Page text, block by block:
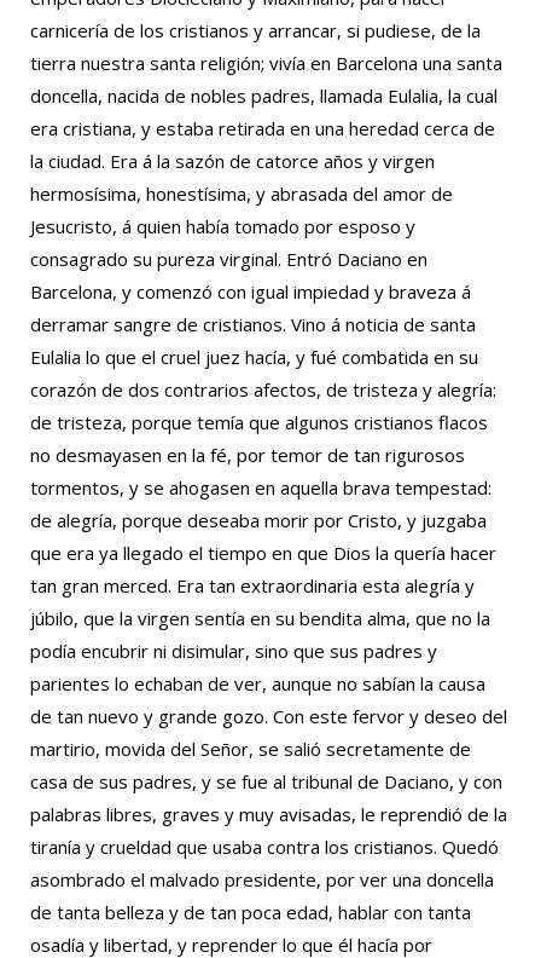
carnicería de los cristianos y arrancar, si pudiese, de la
tierra nuestra santa religión; vivía en Barcelona una santa
doncella, nacida de nobles padres, llamada Eulalia, la cual
era cristiana, y estaba retirada en una heredad cerca de
la ciudad. Era á la sazón de catorce años y virgen
hermosísima, honestísima, y abrasada del amor de
Jesucristo, á quien había tomado por esposo y
consagrado su pureza virginal. Entró Daciano en
Barcelona, y comenzó con igual impiedad y braveza á
derramar sangre de cristianos. Vino á noticia de santa
Eulalia lo que el cruel juez hacía, y fué combatida en su
corazón de dos contrarios afectos, de tristeza y alegría:
de tristeza, porque temía que algunos cristianos flacos
no desmayasen en la fé, por temor de tan rigurosos
tormentos, y se ahogasen en aquella brava tempestad:
de alegría, porque deseaba morir por Cristo, y juzgaba
que era ya llegado el tiempo en que Dios la quería hacer
tan gran merced. Era tan extraordinaria esta alegría y
júbilo, que la virgen sentía en su bendita alma, que no la
podía encubrir ni disimular, sino que sus padres y
parientes lo echaban de ver, aunque no sabían la causa
de tan nuevo y grande gozo. Con este fervor y deseo del
martirio, movida del Señor, se salió secretamente de
casa de sus padres, y se fue al tribunal de Daciano, y con
palabras libres, graves y muy avisadas, le reprendió de la
tiranía y crueldad que usaba contra los cristianos. Quedó
asombrado el malvado presidente, por ver una doncella
de tanta belleza y de tan poca edad, hablar con tanta
osadía y libertad, y reprender lo que él hacía por